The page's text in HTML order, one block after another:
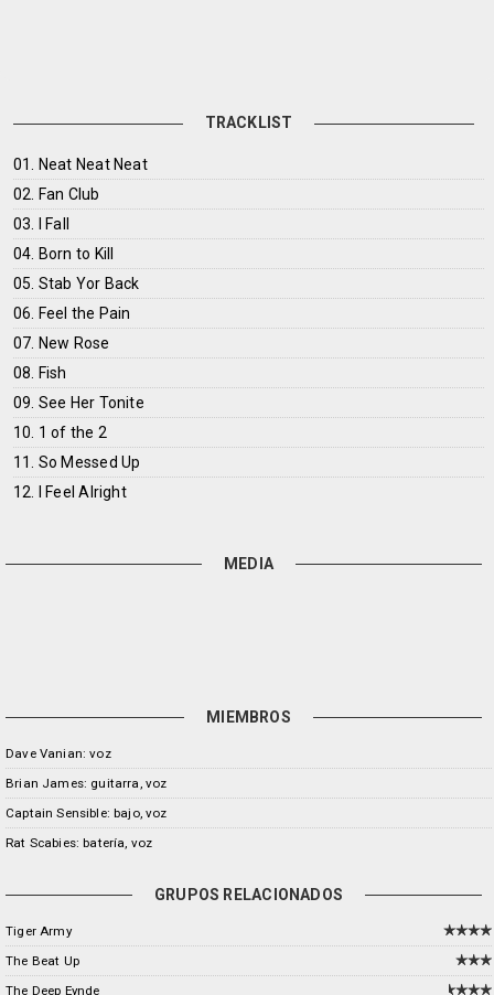
TRACKLIST
01. Neat Neat Neat
02. Fan Club
03. I Fall
04. Born to Kill
05. Stab Yor Back
06. Feel the Pain
07. New Rose
08. Fish
09. See Her Tonite
10. 1 of the 2
11. So Messed Up
12. I Feel Alright
MEDIA
MIEMBROS
Dave Vanian: voz
Brian James: guitarra, voz
Captain Sensible: bajo, voz
Rat Scabies: batería, voz
GRUPOS RELACIONADOS
Tiger Army
The Beat Up
The Deep Eynde